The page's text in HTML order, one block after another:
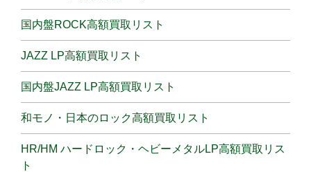
国内盤ROCK高額買取リスト
JAZZ LP高額買取リスト
国内盤JAZZ LP高額買取リスト
和モノ・日本のロック高額買取リスト
HR/HM ハードロック・ヘビーメタルLP高額買取リス
ト